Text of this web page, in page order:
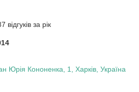
за рік
Юрія Кононенка, 1, Харків, Україна